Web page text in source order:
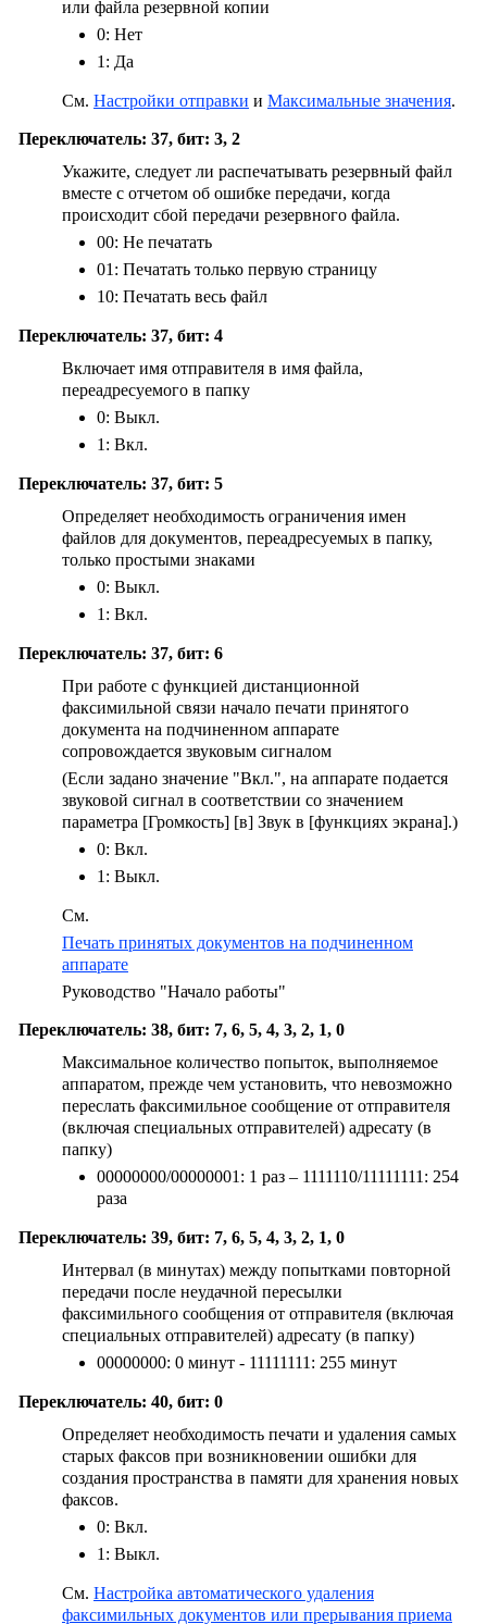
или файла резервной копии
0: Нет
1: Да
См. Настройки отправки и Максимальные значения.
Переключатель: 37, бит: 3, 2
Укажите, следует ли распечатывать резервный файл
вместе с отчетом об ошибке передачи, когда
происходит сбой передачи резервного файла.
00: Не печатать
01: Печатать только первую страницу
10: Печатать весь файл
Переключатель: 37, бит: 4
Включает имя отправителя в имя файла,
переадресуемого в папку
0: Выкл.
1: Вкл.
Переключатель: 37, бит: 5
Определяет необходимость ограничения имен
файлов для документов, переадресуемых в папку,
только простыми знаками
0: Выкл.
1: Вкл.
Переключатель: 37, бит: 6
При работе с функцией дистанционной
факсимильной связи начало печати принятого
документа на подчиненном аппарате
сопровождается звуковым сигналом
(Если задано значение "Вкл.", на аппарате подается
звуковой сигнал в соответствии со значением
параметра [Громкость] [в] Звук в [функциях экрана].)
0: Вкл.
1: Выкл.
См.
Печать принятых документов на подчиненном
аппарате
Руководство "Начало работы"
Переключатель: 38, бит: 7, 6, 5, 4, 3, 2, 1, 0
Максимальное количество попыток, выполняемое
аппаратом, прежде чем установить, что невозможно
переслать факсимильное сообщение от отправителя
(включая специальных отправителей) адресату (в
папку)
00000000/00000001: 1 раз – 1111110/11111111: 254
раза
Переключатель: 39, бит: 7, 6, 5, 4, 3, 2, 1, 0
Интервал (в минутах) между попытками повторной
передачи после неудачной пересылки
факсимильного сообщения от отправителя (включая
специальных отправителей) адресату (в папку)
00000000: 0 минут - 11111111: 255 минут
Переключатель: 40, бит: 0
Определяет необходимость печати и удаления самых
старых факсов при возникновении ошибки для
создания пространства в памяти для хранения новых
факсов.
0: Вкл.
1: Выкл.
См. Настройка автоматического удаления
факсимильных документов или прерывания приема